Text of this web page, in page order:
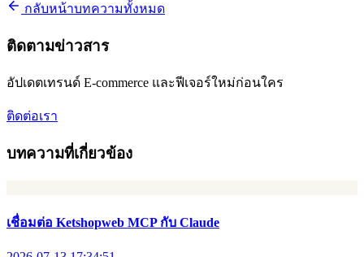
กลับหน้าบทความทั้งหมด
ติดตามข่าวสาร
อัปเดตเทรนด์ E-commerce และฟีเจอร์ใหม่ก่อนใคร
ติดต่อเรา
บทความที่เกี่ยวข้อง